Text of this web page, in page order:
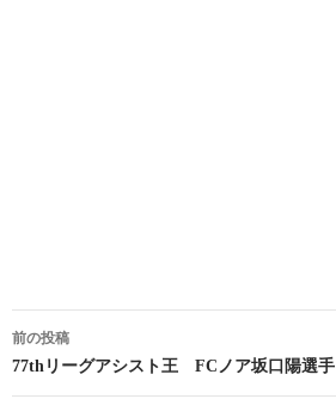
投
稿
前の投稿
77thリーグアシスト王 FCノア坂口陽選手